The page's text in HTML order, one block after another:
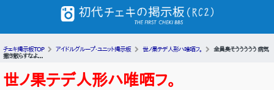
チェキ掲示板TOP アイドルグループ・ユニット掲示板 世ノ果テデ人形ハ唯哂フ。
全員臭そううううう 病気
撒き散らすなよ...
世ノ果テデ人形ハ唯哂フ。